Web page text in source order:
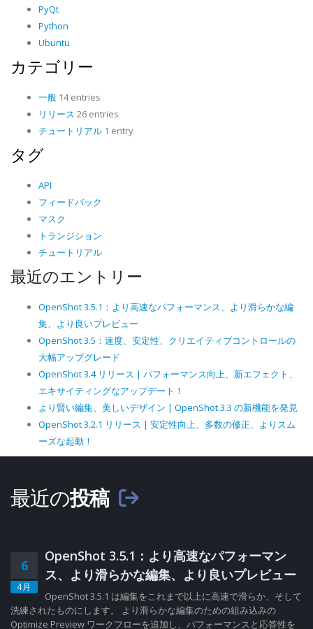
PyQt
Python
Ubuntu
カテゴリー
一般 14 entries
リリース 26 entries
チュートリアル 1 entry
タグ
API
フィードバック
マスク
トランジション
チュートリアル
最近のエントリー
OpenShot 3.5.1：より高速なパフォーマンス、より滑らかな編
集、より良いプレビュー
OpenShot 3.5：速度、安定性、クリエイティブコントロールの
大幅アップグレード
OpenShot 3.4 リリース | パフォーマンス向上、新エフェクト、
エキサイティングなアップデート！
より賢い編集、美しいデザイン | OpenShot 3.3 の新機能を発見
OpenShot 3.2.1 リリース | 安定性向上、多数の修正、よりスム
ーズな起動！
最近の投稿
6
4月
OpenShot 3.5.1：より高速なパフォーマン
ス、より滑らかな編集、より良いプレビュー
OpenShot 3.5.1 は編集をこれまで以上に高速で滑らか、そして
洗練されたものにします。 より滑らかな編集のための組み込みの
Optimize Preview ワークフローを追加し、パフォーマンスと応答性を